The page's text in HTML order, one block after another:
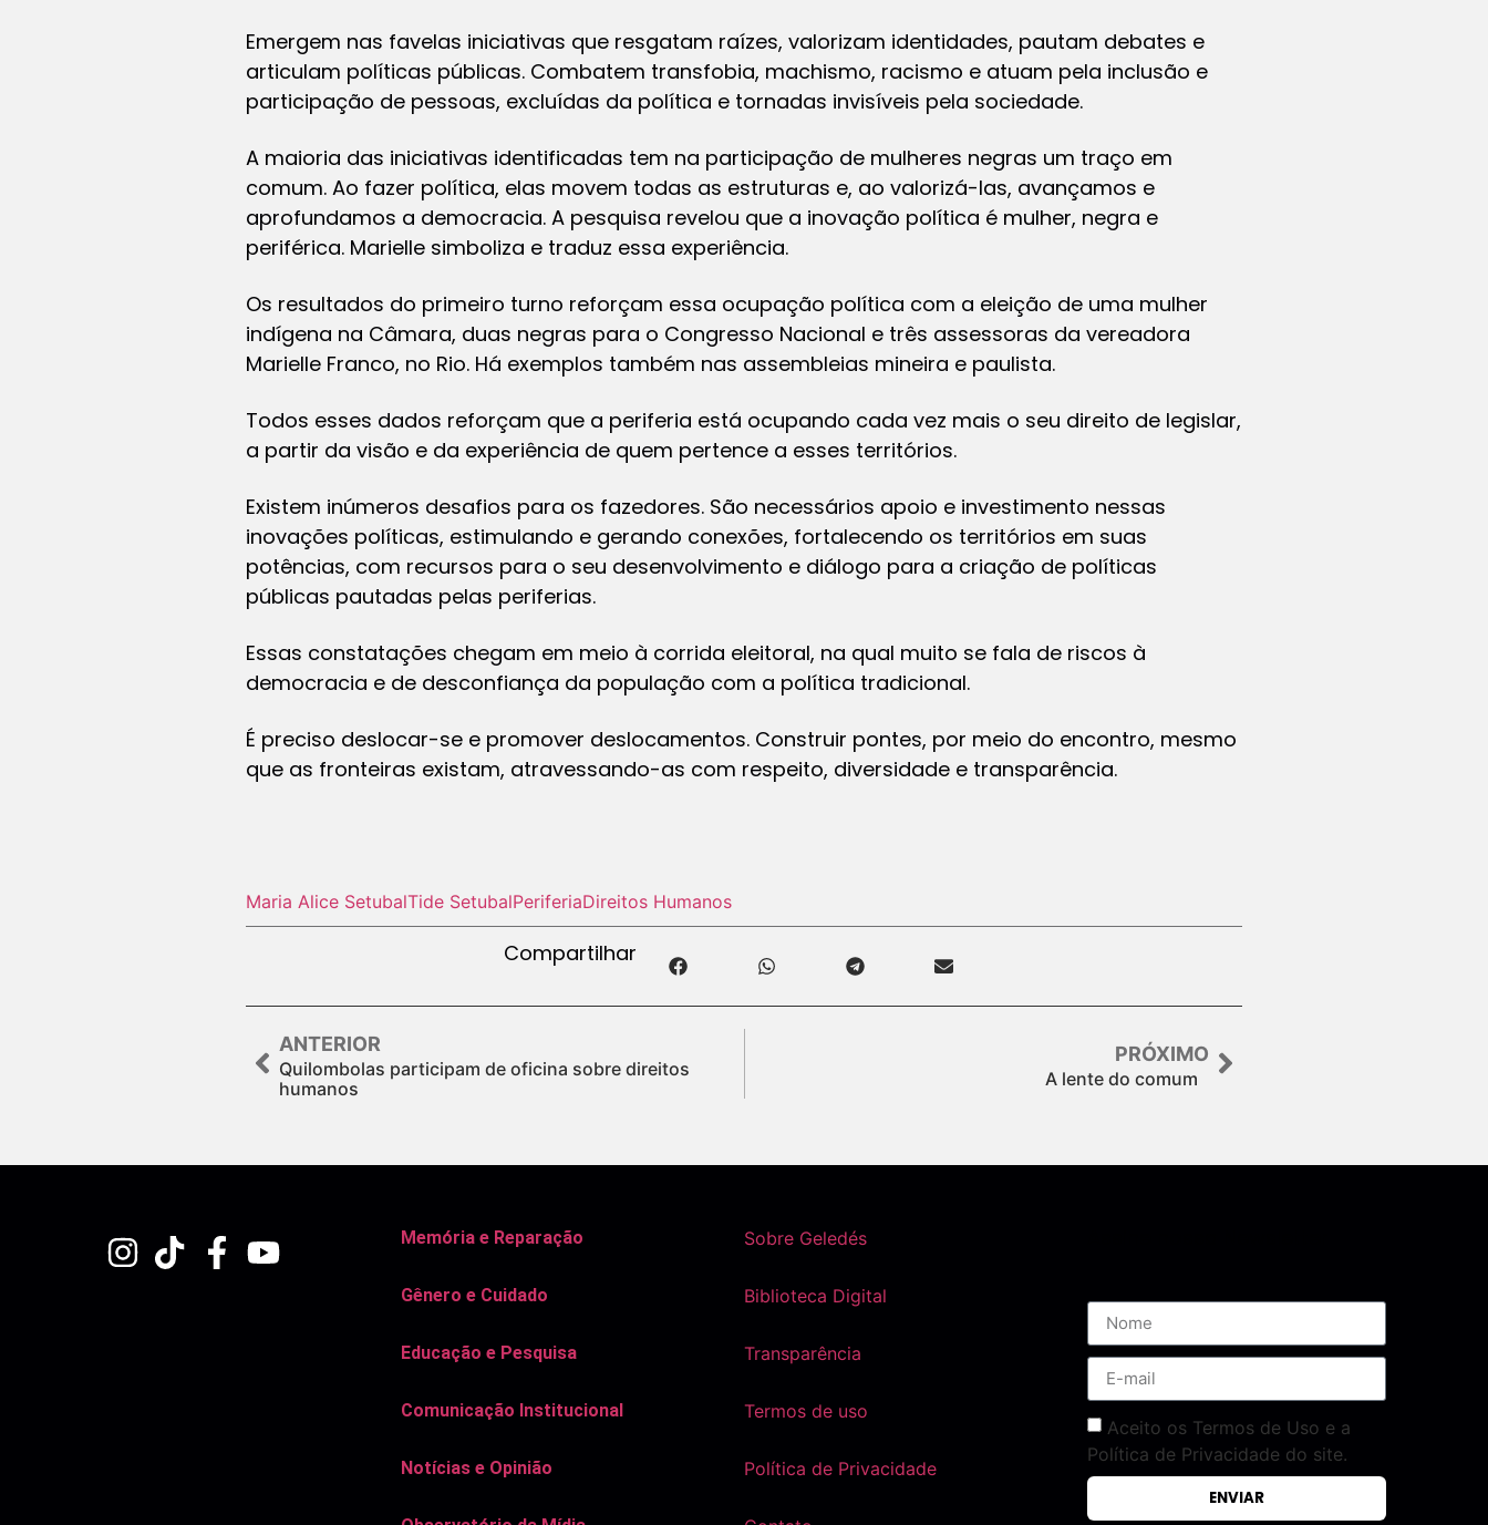
Emergem nas favelas iniciativas que resgatam raízes, valorizam identidades, pautam debates e
articulam políticas públicas. Combatem transfobia, machismo, racismo e atuam pela inclusão e
participação de pessoas, excluídas da política e tornadas invisíveis pela sociedade.
A maioria das iniciativas identificadas tem na participação de mulheres negras um traço em
comum. Ao fazer política, elas movem todas as estruturas e, ao valorizá-las, avançamos e
aprofundamos a democracia. A pesquisa revelou que a inovação política é mulher, negra e
periférica. Marielle simboliza e traduz essa experiência.
Os resultados do primeiro turno reforçam essa ocupação política com a eleição de uma mulher
indígena na Câmara, duas negras para o Congresso Nacional e três assessoras da vereadora
Marielle Franco, no Rio. Há exemplos também nas assembleias mineira e paulista.
Todos esses dados reforçam que a periferia está ocupando cada vez mais o seu direito de legislar,
a partir da visão e da experiência de quem pertence a esses territórios.
Existem inúmeros desafios para os fazedores. São necessários apoio e investimento nessas
inovações políticas, estimulando e gerando conexões, fortalecendo os territórios em suas
potências, com recursos para o seu desenvolvimento e diálogo para a criação de políticas
públicas pautadas pelas periferias.
Essas constatações chegam em meio à corrida eleitoral, na qual muito se fala de riscos à
democracia e de desconfiança da população com a política tradicional.
É preciso deslocar-se e promover deslocamentos. Construir pontes, por meio do encontro, mesmo
que as fronteiras existam, atravessando-as com respeito, diversidade e transparência.
Maria Alice SetubalTide SetubalPeriferiaDireitos Humanos
Compartilhar
ANTERIOR
Quilombolas participam de oficina sobre direitos
humanos
PRÓXIMO
A lente do comum
Memória e Reparação
Gênero e Cuidado
Educação e Pesquisa
Comunicação Institucional
Notícias e Opinião
Sobre Geledés
Biblioteca Digital
Transparência
Termos de uso
Política de Privacidade
Aceito os Termos de Uso e a
Política de Privacidade do site.
ENVIAR